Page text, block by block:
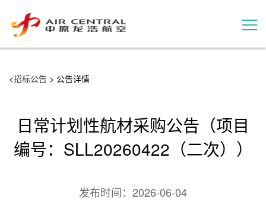
用户案例
<招标公告 > 公告详情
日常计划性航材采购公告（项目
编号：SLL20260422（二次））
发布时间： 2026-06-04